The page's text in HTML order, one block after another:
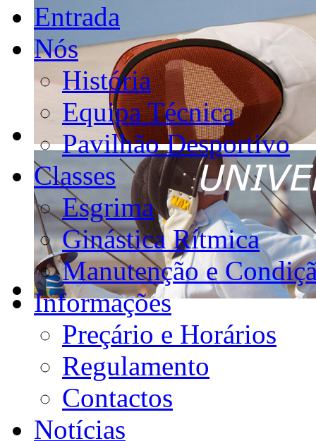
Entrada
Nós
História
Equipa Técnica
Pavilhão Desportivo
Classes
Esgrima
Ginástica Rítmica
Manutenção e
Informações
Preçário e Horários
Regulamento
Contactos
Notícias